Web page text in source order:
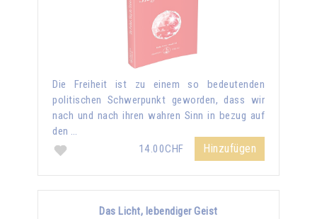
Die Freiheit ist zu einem so bedeutenden
politischen Schwerpunkt geworden, dass wir
nach und nach ihren wahren Sinn in bezug auf
den …
14.00CHF
Hinzufügen
Das Licht, lebendiger Geist